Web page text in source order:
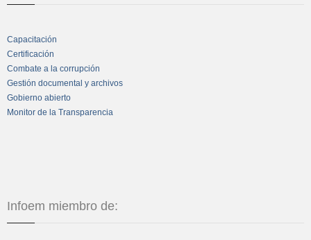
Capacitación
Certificación
Combate a la corrupción
Gestión documental y archivos
Gobierno abierto
Monitor de la Transparencia
Infoem miembro de: